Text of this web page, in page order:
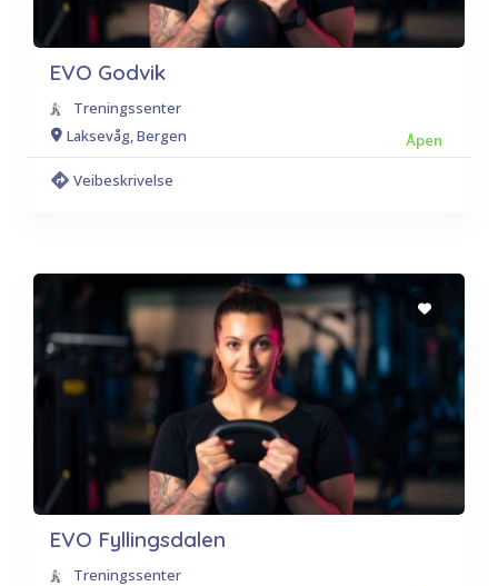
EVO Godvik
Treningssenter
Laksevåg, Bergen
Åpen
Veibeskrivelse
EVO Fyllingsdalen
Treningssenter